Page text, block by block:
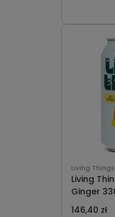
Living Things
Living
Ginger
146,40 zł